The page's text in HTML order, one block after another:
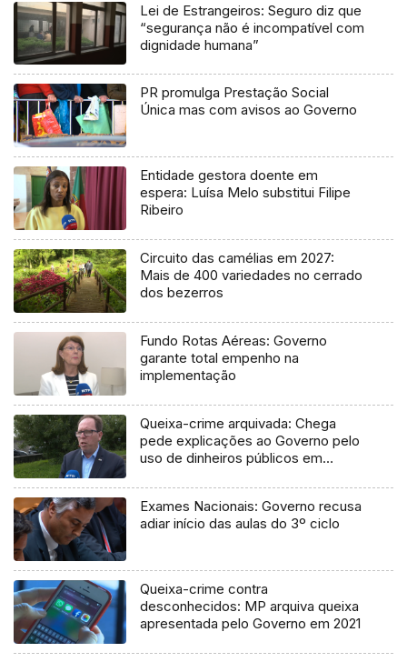
Lei de Estrangeiros: Seguro diz que
“segurança não é incompatível com
dignidade humana”
PR promulga Prestação Social
Única mas com avisos ao Governo
Entidade gestora doente em
espera: Luísa Melo substitui Filipe
Ribeiro
Circuito das camélias em 2027:
Mais de 400 variedades no cerrado
dos bezerros
Fundo Rotas Aéreas: Governo
garante total empenho na
implementação
Queixa-crime arquivada: Chega
pede explicações ao Governo pelo
uso de dinheiros públicos em
Exames Nacionais: Governo recusa
adiar início das aulas do 3º ciclo
Queixa-crime contra
desconhecidos: MP arquiva queixa
apresentada pelo Governo em 2021